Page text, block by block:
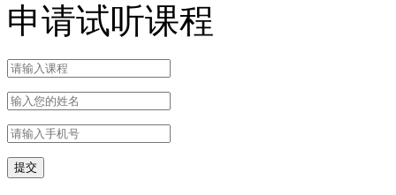
申请试听课程